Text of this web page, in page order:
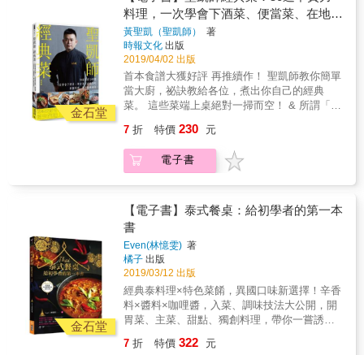
美式比司吉套餐」早餐提案：「只要擺上桌」
的有：簡單的巧克力醬/優酪乳與楓糖漿/在優格
裡加入草莓醬；「早上做的食物」只有：美式
比司吉/綠色蔬果昔 【Morning Table：宛如在
咖啡館用餐，充滿活力的17套早餐提案】 早餐
盡量簡單，以能迅速地在桌上擺出平常就做好
的配菜或優格、麵包、起司為主，不過一定要
送他們出門的心意。 ☆Menu／甜煎蛋加鮭魚茶
泡飯／自由發揮的太陽蛋配飯／用醃漬起來放
的食材做成的開放式三明治／迷你飯糰加醃漬
晚餐提案】 只要有一道主菜好好做，剩下就交
給平常就做好的常備菜或涼拌菜，以豐富的菜
色達到營養均衡的目標。 ☆Menu／/番茄牛肉
燴飯／奶油培根蛋黃義大利麵／清涼消暑的檸
檬烤鮭魚／酥脆多汁的鹽炸雞／蔬菜份量十足
的韓式拌飯 【從容優雅上桌的關鍵：平常就能
做好的40道常備菜】 平常就能做起來放的「常
備菜」是 柳川香織做飯的好幫手，同時也是帶
出食材風味的前置作業，最適合短時間搞定！
只要利用自己空閒的時間來做，真的能讓心情
行路上的異國美食：韓國阿珠媽拿手的辣味海
苔飯捲、愛妮島海灘上的野味海鮮、澳門特色
的厚西多士，旅行結束之後，不用出國也能重
現回憶。 ★ 酥香入味的便當主菜：炸雞腿、滷
排骨、蜜汁叉燒肉，台灣最具代表性的便當菜
色全收錄，自己做更安心。 ★ 帶便當不可少的
配菜：媽媽們超拿手的胡蘿蔔炒蛋、瓜仔肉、
螞蟻上樹，有傳承的味道。 ★ 超省時壓力鍋出
好菜：所有材料一次丟進壓力鍋，看個電視就
厚工大菜。 ★ 在家做酒館下酒菜：不用出門也
能做一桌和朋友喝酒談心的下酒菜，酒蒸奶油
蛤蜊、鹽蔥牛肉捲，吃了心事都會講出來。 ★
牛肋咖哩飯，在朋友家吃到的好料理，當然要
公開食譜大家學。 & 特別收錄聖凱師讓經典菜
之所以是經典菜的秘訣── 宮保蝦仁：蝦仁先用
油煸炒過，能避免蝦仁水分過多，也較能吸收
醬汁。這道菜不可以加水，保持油度，香氣才
足夠。 酥炸大雞腿：帶骨的雞腿比較厚，所以
要先用電鍋蒸熟再裹粉油炸，既不怕雞肉炸不
熟，也不怕麵衣炸太久會焦黑。 豆干肉絲炒黑
角色，所以在起鍋前淋烏醋，味道才不會因為
金石堂
料理，一次學會下酒菜、便當菜、在地小
吃、異國料理、壓力鍋快速菜！
黃聖凱（聖凱師）
著
時報文化 出版
2019/04/02 出版
首本食譜大獲好評 再推續作！ 聖凱師教你簡單
當大廚，祕訣教給各位，煮出你自己的經典
菜。 這些菜端上桌絕對一掃而空！ & 所謂「經
心中都有的必吃菜單， 聖凱師嚴選50道非吃不
可的經典菜，包括了回憶、友情和不可錯過的
美味── 在地X異國X便當菜X省時壓力鍋X朋友
哩炒麵，街邊巷口的市場口味完美複製。 ★ 旅
行路上的異國美食：韓國阿珠媽拿手的辣味海
苔飯捲、愛妮島海灘上的野味海鮮、澳門特色
的厚西多士，旅行結束之後，不用出國也能重
現回憶。 ★ 酥香入味的便當主菜：炸雞腿、滷
排骨、蜜汁叉燒肉，台灣最具代表性的便當菜
色全收錄，自己做更安心。 ★ 帶便當不可少的
配菜：媽媽們超拿手的胡蘿蔔炒蛋、瓜仔肉、
螞蟻上樹，有傳承的味道。 ★ 超省時壓力鍋出
好菜：所有材料一次丟進壓力鍋，看個電視就
7 折 特價 230 元
電子書
金石堂
【電子書】泰式餐桌：給初學者的第一本
書
Even(林憶雯) 著
橘子 出版
2019/03/12 出版
經典泰料理×特色菜餚，異國口味新選擇！辛香
料×醬料×咖哩醬，入菜、調味技法大公開，開
胃菜、主菜、甜點、獨創料理，帶你一嘗誘人
讓新手也能烹調出經典泰料理！泰國料理以
7 折 特價 322 元